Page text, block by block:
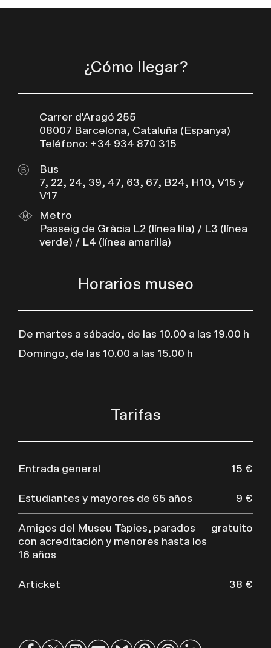
¿Cómo llegar?
Carrer d’Aragó 255
08007 Barcelona, Cataluña (Espanya)
Teléfono: +34 934 870 315
Bus
7, 22, 24, 39, 47, 63, 67, B24, H10, V15 y
V17
Metro
Passeig de Gràcia L2 (línea lila) / L3 (línea
verde) / L4 (línea amarilla)
Horarios museo
De martes a sábado, de las 10.00 a las 19.00 h
Domingo, de las 10.00 a las 15.00 h
Tarifas
Entrada general 15 €
Estudiantes y mayores de 65 años 9 €
Amigos del Museu Tàpies, parados
con acreditación y menores hasta los
16 años
gratuito
Articket 38 €